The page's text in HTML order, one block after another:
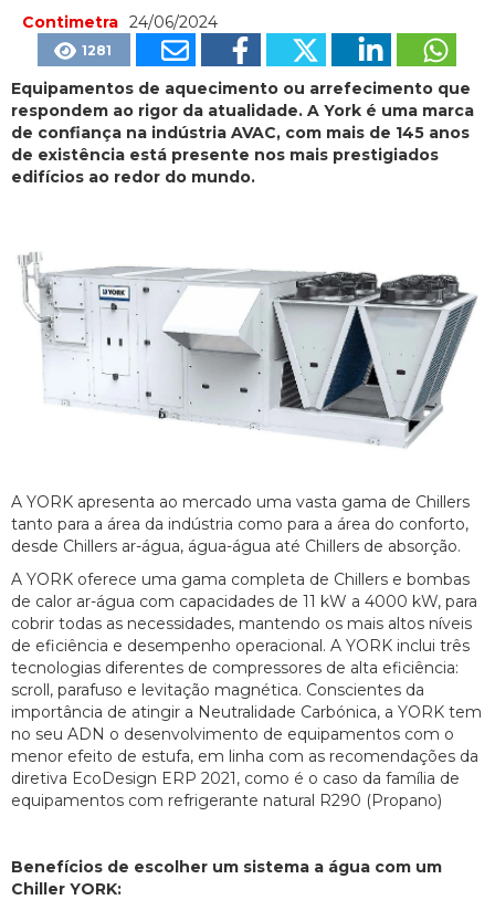
Contimetra 24/06/2024
1281
Equipamentos de aquecimento ou arrefecimento que
respondem ao rigor da atualidade. A York é uma marca
de confiança na indústria AVAC, com mais de 145 anos
de existência está presente nos mais prestigiados
edifícios ao redor do mundo.
A YORK apresenta ao mercado uma vasta gama de Chillers
tanto para a área da indústria como para a área do conforto,
desde Chillers ar-água, água-água até Chillers de absorção.
A YORK oferece uma gama completa de Chillers e bombas
de calor ar-água com capacidades de 11 kW a 4000 kW, para
cobrir todas as necessidades, mantendo os mais altos níveis
de eficiência e desempenho operacional. A YORK inclui três
tecnologias diferentes de compressores de alta eficiência:
scroll, parafuso e levitação magnética. Conscientes da
importância de atingir a Neutralidade Carbónica, a YORK tem
no seu ADN o desenvolvimento de equipamentos com o
menor efeito de estufa, em linha com as recomendações da
diretiva EcoDesign ERP 2021, como é o caso da família de
equipamentos com refrigerante natural R290 (Propano)
Benefícios de escolher um sistema a água com um
Chiller YORK: